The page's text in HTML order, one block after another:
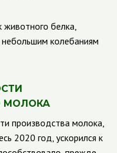
белка,
колебаниям
МОЛОКА
производства молока,
2020 год, ускорился к